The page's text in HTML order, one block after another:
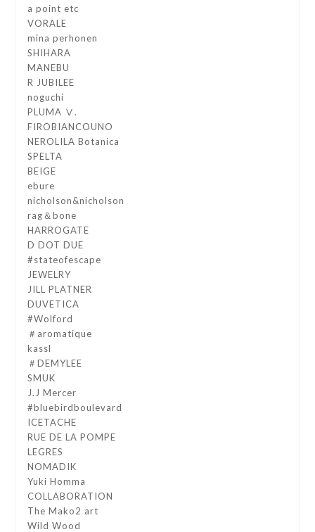
a point etc
VORALE
mina perhonen
SHIHARA
MANEBU
R JUBILEE
noguchi
PLUMA Ⅴ.
FIROBIANCOUNO
NEROLILA Botanica
SPELTA
BEIGE
ebure
nicholson&nicholson
rag＆bone
HARROGATE
D DOT DUE
#stateofescape
JEWELRY
JILL PLATNER
DUVETICA
#Wolford
＃aromatique
kassl
＃DEMYLEE
SMUK
J.J Mercer
#bluebirdboulevard
ICETACHE
RUE DE LA POMPE
LEGRES
NOMADIK
Yuki Homma
COLLABORATION
The Mako2 art
Wild Wood